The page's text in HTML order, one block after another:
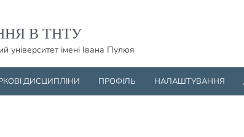
В ТНТУ
університет імені Івана Пулюя
ДИСЦИПЛІНИ ПРОФІЛЬ НАЛАШТУВАННЯ